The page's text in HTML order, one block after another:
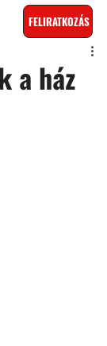
FELIRATKOZÁS
a ház